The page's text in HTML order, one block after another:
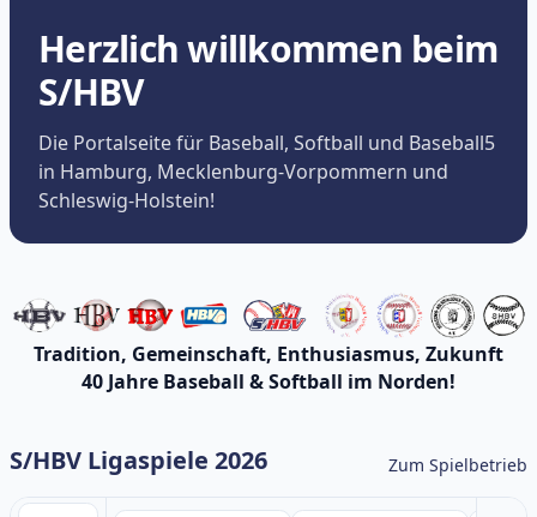
Herzlich willkommen beim
S/HBV
Die Portalseite für Baseball, Softball und Baseball5
in Hamburg, Mecklenburg-Vorpommern und
Schleswig-Holstein!
Tradition, Gemeinschaft, Enthusiasmus, Zukunft
40 Jahre Baseball & Softball im Norden!
S/HBV Ligaspiele 2026 Zum Spielbetrieb